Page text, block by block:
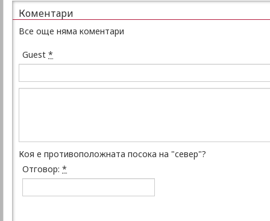
Коментари
Все още няма коментари
Guest *
Коя е противоположната посока на "север"?
Отговор: *